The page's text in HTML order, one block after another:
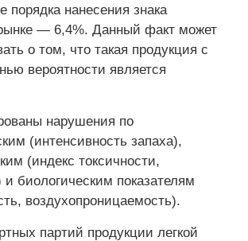
порядка нанесения знака
— 6,4%. Данный факт может
о том, что такая продукция с
вероятности является
нарушения по
(интенсивность запаха),
(индекс токсичности,
биологическим показателям
воздухопроницаемость).
партий продукции легкой